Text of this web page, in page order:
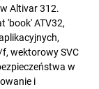
Altivar 312.
'book' ATV32,
wektorowy SVC
w
i